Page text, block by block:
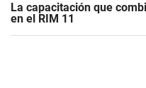
La capacitación que
en el RIM 11